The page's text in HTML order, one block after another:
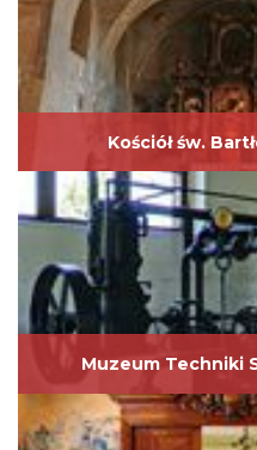
Kościół św.
Muzeum Techniki